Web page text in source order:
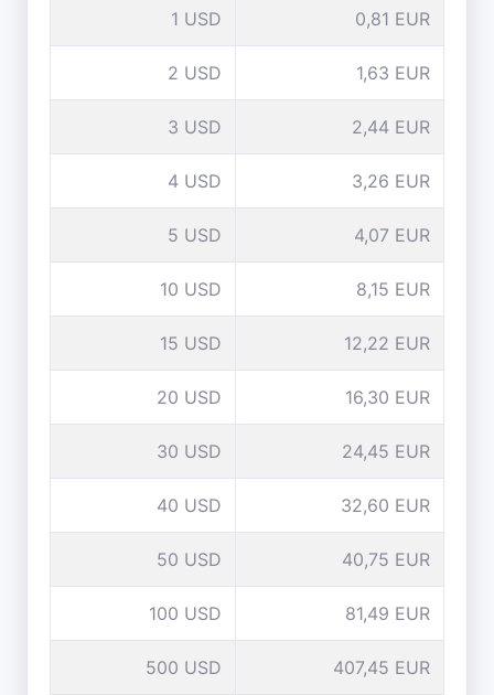
1 USD 0,81 EUR
2 USD 1,63 EUR
3 USD 2,44 EUR
4 USD 3,26 EUR
5 USD 4,07 EUR
10 USD 8,15 EUR
15 USD 12,22 EUR
20 USD 16,30 EUR
30 USD 24,45 EUR
40 USD 32,60 EUR
50 USD 40,75 EUR
100 USD 81,49 EUR
500 USD 407,45 EUR